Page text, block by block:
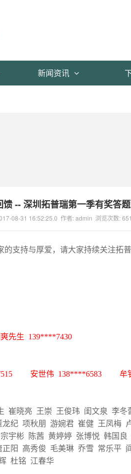
新闻资讯
-- 深圳拓普瑞第一季有奖答
08-31 16:52:25.0 作者: admin 浏览次数:
支持与厚爱，请大家持续关注拓
生 139****7430
安世伟 138****6583 牟
崔晓亮 王崇 王俊玮 闺文泉 李
项秋朋 游婉君 崔健 王凤梅
宇彬 陈茜 黄婷婷 张博悦 韩
阳 高秀俊 毛美琳 乔雪 常乐平
杜铭 江春华